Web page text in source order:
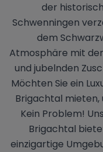
der
Schwenningen
dem
Atmosphäre mit
und jubelnden
Möchten Sie ein
Brigachtal mieten,
Kein Problem!
Brigachtal
einzigartige